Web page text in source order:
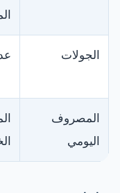
الجولات
المصروف
اليومي